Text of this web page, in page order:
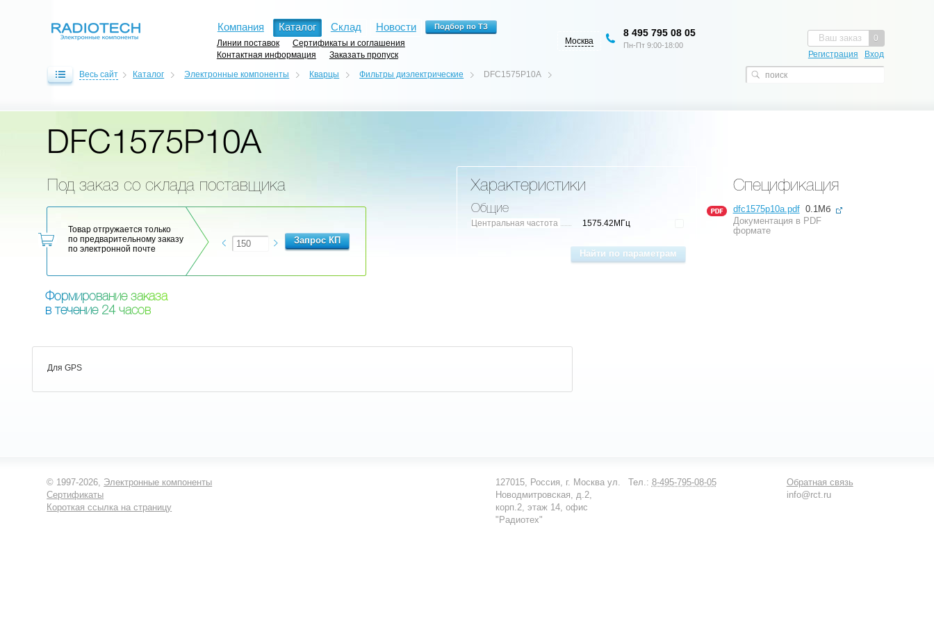
Компания Каталог Склад Новости
Линии поставок
Сертификаты и соглашения
Контактная информация
Заказать пропуск
0
Ваш заказ
Регистрация Вход
Москва
8 495 795 08 05
Пн-Пт 9:00-18:00
Весь сайт Каталог Электронные компоненты Кварцы Фильтры диэлектрические DFC1575P10A
DFC1575P10A
Под заказ со склада поставщика
Товар отгружается только
по предварительному заказу
по электронной почте
Формирование заказа
в течение 24 часов
Характеристики
Общие
Центральная частота 1575.42МГц
Спецификация
dfc1575p10a.pdf 0.1Мб
Документация в PDF
формате
Для GPS
© 1997-2026, Электронные компоненты
Сертификаты
Короткая ссылка на страницу
Обратная связь
info@rct.ru
Тел.: 8-495-795-08-05
127015, Россия, г. Москва ул.
Новодмитровская, д.2,
корп.2, этаж 14, офис
"Радиотех"